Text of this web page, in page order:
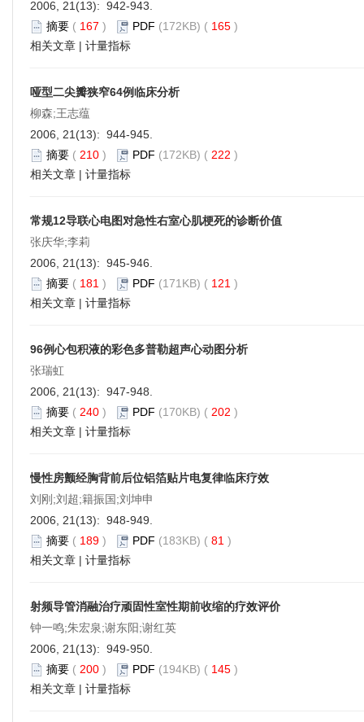
2006, 21(13): 942-943.
摘要 ( 167 ) PDF (172KB) ( 165 )
相关文章 | 计量指标
哑型二尖瓣狭窄64例临床分析
柳森;王志蕴
2006, 21(13): 944-945.
摘要 ( 210 ) PDF (172KB) ( 222 )
相关文章 | 计量指标
常规12导联心电图对急性右室心肌梗死的诊断价值
张庆华;李莉
2006, 21(13): 945-946.
摘要 ( 181 ) PDF (171KB) ( 121 )
相关文章 | 计量指标
96例心包积液的彩色多普勒超声心动图分析
张瑞虹
2006, 21(13): 947-948.
摘要 ( 240 ) PDF (170KB) ( 202 )
相关文章 | 计量指标
慢性房颤经胸背前后位铝箔贴片电复律临床疗效
刘刚;刘超;籍振国;刘坤申
2006, 21(13): 948-949.
摘要 ( 189 ) PDF (183KB) ( 81 )
相关文章 | 计量指标
射频导管消融治疗顽固性室性期前收缩的疗效评价
钟一鸣;朱宏泉;谢东阳;谢红英
2006, 21(13): 949-950.
摘要 ( 200 ) PDF (194KB) ( 145 )
相关文章 | 计量指标